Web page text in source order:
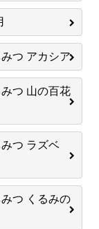
つ アカシア
つ 山の百花
つ ラズベ
つ くるみの